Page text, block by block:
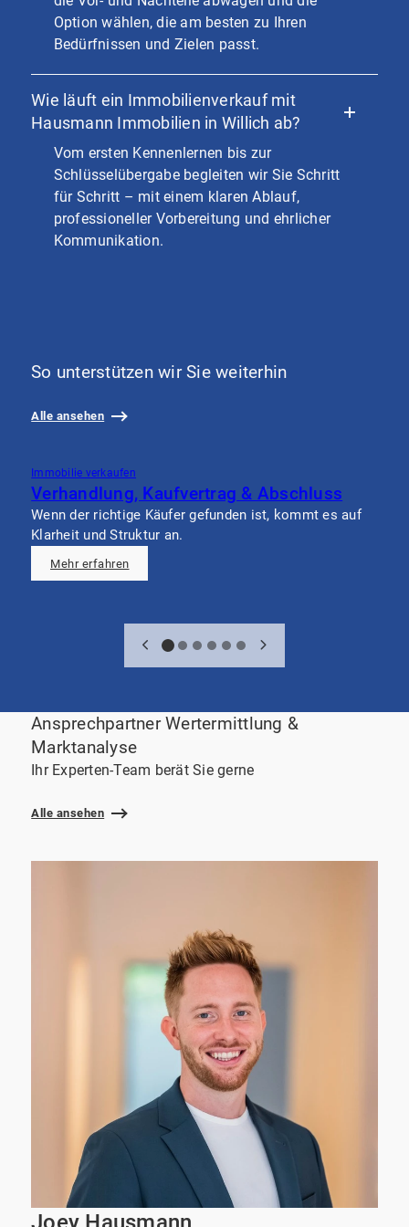
Option wählen, die am besten zu Ihren
Bedürfnissen und Zielen passt.
Wie läuft ein Immobilienverkauf mit
Hausmann Immobilien in Willich ab?
Vom ersten Kennenlernen bis zur
Schlüsselübergabe begleiten wir Sie Schritt
für Schritt – mit einem klaren Ablauf,
professioneller Vorbereitung und ehrlicher
Kommunikation.
So unterstützen wir Sie weiterhin
Alle ansehen
Immobilie verkaufen
Verhandlung, Kaufvertrag & Abschluss
Wenn der richtige Käufer gefunden ist, kommt es auf
Klarheit und Struktur an.
Mehr erfahren
Ansprechpartner Wertermittlung &
Marktanalyse
Ihr Experten-Team berät Sie gerne
Alle ansehen